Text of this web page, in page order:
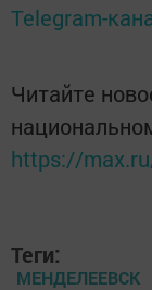
Telegram-
Читайте
https://
Теги:
МЕНДЕЛЕЕВСК